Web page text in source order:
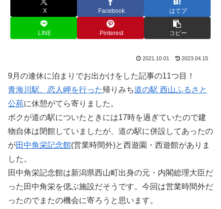
X Facebook はてブ
LINE Pinterest コピー
2021.10.01 2023.04.15
9月の連休に泊まりでお出かけをした記事の11つ目！
青海川駅、恋人岬を行った帰りみち道の駅 西山ふるさと
公苑に休憩がてら寄りました。
ボクが道の駅についたときには17時を過ぎていたので建
物自体は閉館していましたが、道の駅に併設してあったの
が田中角栄記念館(営業時間外)と西遊園・西遊館がありま
した。
田中角栄記念館は新潟県西山町出身の元・内閣総理大臣だ
った田中角栄を偲ぶ施設だそうです。今回は営業時間外だ
ったのでまたの機会に寄ろうと思います。